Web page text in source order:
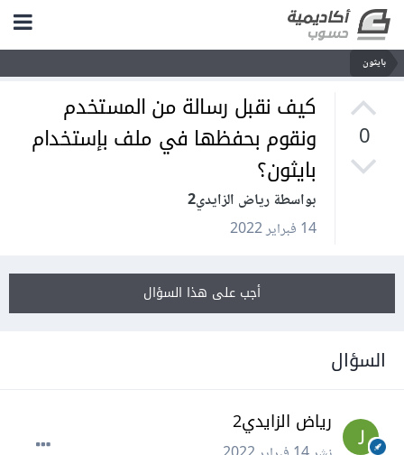
بايثون
0
كيف نقبل رسالة من المستخدم
ونقوم بحفظها في ملف بإستخدام
بايثون؟
بواسطة رياض الزايدي2
14 فبراير 2022
أجب على هذا السؤال
السؤال
رياض الزايدي2